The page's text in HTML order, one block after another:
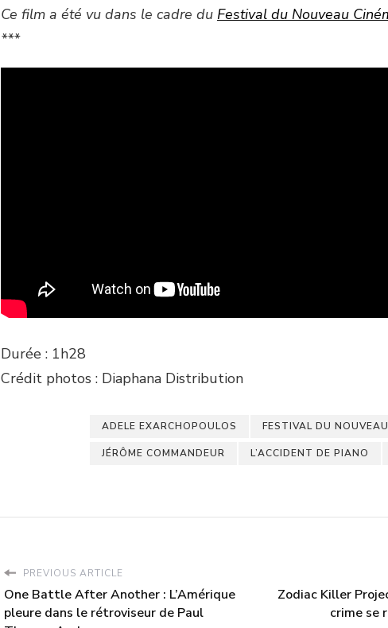
Ce film a été vu dans le cadre du Festival du Nouveau
***
Durée : 1h28
Crédit photos : Diaphana Distribution
ADELE EXARCHOPOULOS FESTIVAL DU
JÉRÔME COMMANDEUR L’ACCIDENT DE PIANO
PREVIOUS ARTICLE
One Battle After Another : L’Amérique
pleure dans le rétroviseur de Paul
Zodiac Killer
crime se